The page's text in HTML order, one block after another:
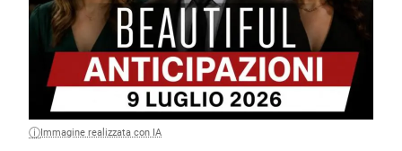
Immagine realizzata con IA